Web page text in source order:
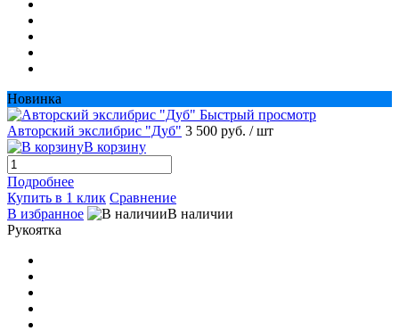
Новинка
Быстрый просмотр
Авторский экслибрис "Дуб" 3 500 руб. / шт
В корзину
Подробнее
Купить в 1 клик Сравнение
В избранное
В наличии
Рукоятка